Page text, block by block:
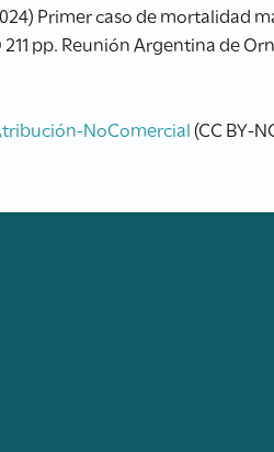
Primer caso de mortalidad
pp. Reunión Argentina de
NoComercial(CC BY-